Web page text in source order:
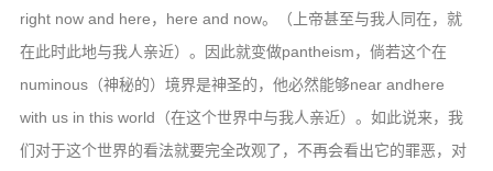
right now and here，here and now。（上帝甚至与我人同在，就
在此时此地与我人亲近）。因此就变做pantheism，倘若这个在
numinous（神秘的）境界是神圣的，他必然能够near andhere
with us in this world（在这个世界中与我人亲近）。如此说来，我
们对于这个世界的看法就要完全改观了，不再会看出它的罪恶，对